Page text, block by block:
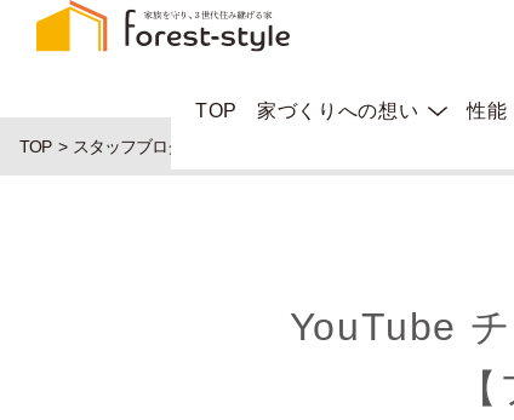
TOP 家づくりへの想い 性能
TOP スタッフブログ
YouTube